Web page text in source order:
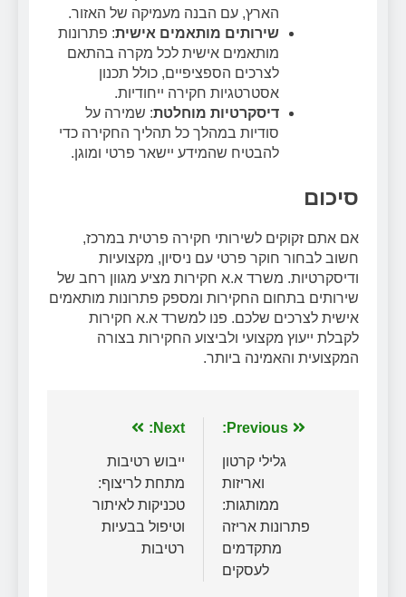
הארץ, עם הבנה מעמיקה של האזור.
שירותים מותאמים אישית: פתרונות
מותאמים אישית לכל מקרה בהתאם
לצרכים הספציפיים, כולל תכנון
אסטרטגיות חקירה ייחודיות.
דיסקרטיות מוחלטת: שמירה על
סודיות במהלך כל תהליך החקירה כדי
להבטיח שהמידע יישאר פרטי ומוגן.
סיכום
אם אתם זקוקים לשירותי חקירה פרטית במרכז,
חשוב לבחור חוקר פרטי עם ניסיון, מקצועיות
ודיסקרטיות. משרד א.א חקירות מציע מגוון רחב של
שירותים בתחום החקירות ומספק פתרונות מותאמים
אישית לצרכים שלכם. פנו למשרד א.א חקירות
לקבלת ייעוץ מקצועי ולביצוע החקירות בצורה
המקצועית והאמינה ביותר.
ניווט Previous:
גלילי קרטון
ואריזות
ממותגות:
פתרונות אריזה
מתקדמים
לעסקים
Next:
ייבוש רטיבות
מתחת לריצוף:
טכניקות לאיתור
וטיפול בבעיות
רטיבות